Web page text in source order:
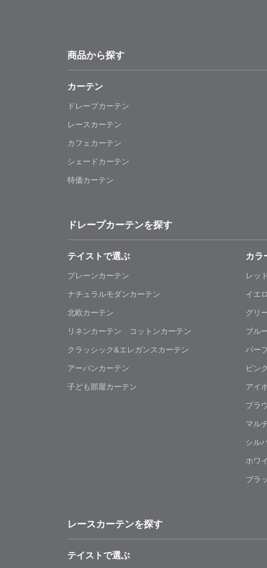
商品から探す
カーテン
ドレープカーテン
レースカーテン
カフェカーテン
シェードカーテン
特価カーテン
ドレープカーテンを探す
テイストで選ぶ
プレーンカーテン
ナチュラルモダンカーテン
北欧カーテン
リネンカーテン コットンカーテン
クラッシック&エレガンスカーテン
アーバンカーテン
子ども部屋カーテン
カラ
レッ
イエ
グリ
ブル
パー
ピン
アイ
ブラ
マル
シル
ホワ
ブラ
レースカーテンを探す
テイストで選ぶ